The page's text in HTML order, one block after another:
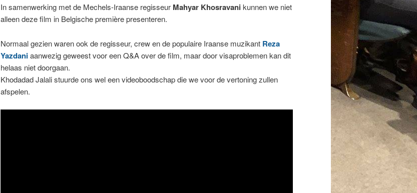
In samenwerking met de Mechels-Iraanse regisseur Mahyar Khosravanikunnen we niet
alleen deze film in Belgische première presenteren.
Normaal gezien waren ook de regisseur, crew en de populaire Iraanse muzikant Reza
Yazdaniaanwezig geweest voor een Q&A over de film, maar door visaproblemen kan dit
helaas niet doorgaan.
Khodadad Jalali stuurde ons wel een videoboodschap die we voor de vertoning zullen
afspelen.